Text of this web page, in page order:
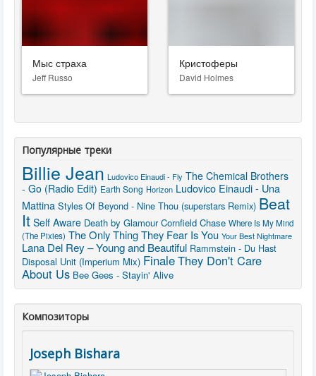
Мыс страха
Jeff Russo
Кристоферы
David Holmes
Популярные треки
Billie Jean Ludovico Einaudi - Fly The Chemical Brothers
- Go (Radio Edit) Earth Song Horizon Ludovico Einaudi - Una
Mattina Styles Of Beyond - Nine Thou (superstars Remix) Beat
It Self Aware Death by Glamour Cornfield Chase Where Is My Mind
(The Pixies) The Only Thing They Fear Is You Your Best Nightmare
Lana Del Rey – Young and Beautiful Rammstein - Du Hast
Disposal Unit (Imperium Mix) FinaleThey Don't Care
About Us Bee Gees - Stayin' Alive
Композиторы
Joseph Bishara